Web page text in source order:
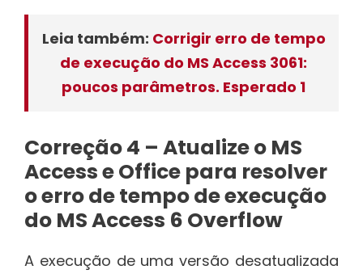
Leia também: Corrigir erro de tempo
de execução do MS Access 3061:
poucos parâmetros. Esperado 1
Correção 4 – Atualize o MS
Access e Office para resolver
o erro de tempo de execução
do MS Access 6 Overflow
A execução de uma versão desatualizada